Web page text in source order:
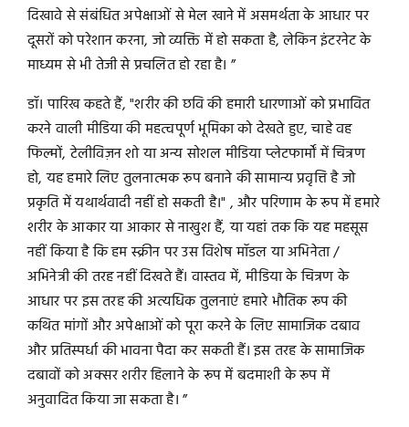
दिखावे से संबंधित अपेक्षाओं से मेल खाने में असमर्थता के आधार पर
दूसरों को परेशान करना, जो व्यक्ति में हो सकता है, लेकिन इंटरनेट के
माध्यम से भी तेजी से प्रचलित हो रहा है। ”
डॉ। पारिख कहते हैं, "शरीर की छवि की हमारी धारणाओं को प्रभावित
करने वाली मीडिया की महत्वपूर्ण भूमिका को देखते हुए, चाहे वह
फिल्मों, टेलीविज़न शो या अन्य सोशल मीडिया प्लेटफार्मों में चित्रण
हो, यह हमारे लिए तुलनात्मक रूप बनाने की सामान्य प्रवृत्ति है जो
प्रकृति में यथार्थवादी नहीं हो सकती है।" , और परिणाम के रूप में हमारे
शरीर के आकार या आकार से नाखुश हैं, या यहां तक ​​कि यह महसूस
नहीं किया है कि हम स्क्रीन पर उस विशेष मॉडल या अभिनेता /
अभिनेत्री की तरह नहीं दिखते हैं। वास्तव में, मीडिया के चित्रण के
आधार पर इस तरह की अत्यधिक तुलनाएं हमारे भौतिक रूप की
कथित मांगों और अपेक्षाओं को पूरा करने के लिए सामाजिक दबाव
और प्रतिस्पर्धा की भावना पैदा कर सकती हैं। इस तरह के सामाजिक
दबावों को अक्सर शरीर हिलाने के रूप में बदमाशी के रूप में
अनुवादित किया जा सकता है। ”